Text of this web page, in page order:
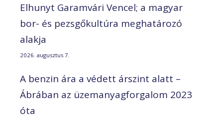
Elhunyt Garamvári Vencel; a magyar
bor- és pezsgőkultúra meghatározó
alakja
2026. augusztus 7.
A benzin ára a védett árszint alatt –
Ábrában az üzemanyagforgalom 2023
óta